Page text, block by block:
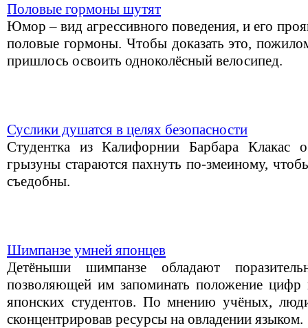
Половые гормоны шутят
Юмор – вид агрессивного поведения, и его
половые гормоны. Чтобы доказать это,
пришлось освоить одноколёсный велосипед.
Суслики душатся в целях безопасности
Студентка из Калифорнии Барбара Клакас
грызуны cтараются пахнуть по-змеиному,
съедобны.
Шимпанзе умней японцев
Детёныши шимпанзе обладают
позволяющей им запоминать положение цифр
японских студентов. По мнению учёных,
сконцентрировав ресурсы на овладении языком.